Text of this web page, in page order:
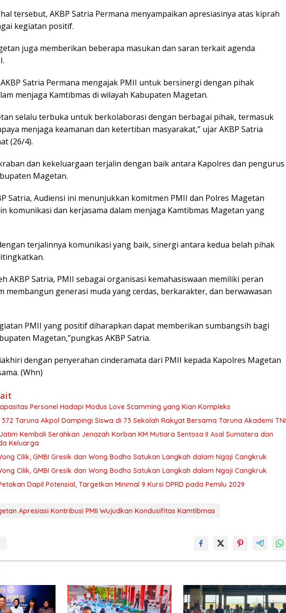
tersebut, AKBP Satria Permana menyampaikan apresiasinya atas kiprah
kegiatan positif.
juga memberikan beberapa masukan dan saran terkait agenda
Satria Permana mengajak PMII untuk bersinergi dengan pihak
menjaga Kamtibmas di wilayah Kabupaten Magetan.
selalu terbuka untuk berkolaborasi dengan berbagai pihak, termasuk
menjaga keamanan dan ketertiban masyarakat,” ujar AKBP Satria
(26/4).
dan kekeluargaan terjalin dengan baik antara Kapolres dan pengurus
Magetan.
Satria, Audiensi ini menunjukkan komitmen PMII dan Polres Magetan
komunikasi dan kerjasama dalam menjaga Kamtibmas Magetan yang
terjalinnya komunikasi yang baik, sinergi antara kedua belah pihak
AKBP Satria, PMII sebagai organisasi kemahasiswaan memiliki peran
membangun generasi muda yang cerdas, berkarakter, dan berwawasan
PMII yang positif diharapkan dapat memberikan sumbangsih bagi
Magetan,”pungkas AKBP Satria.
dengan penyerahan cinderamata dari PMII kepada Kapolres Magetan
(Whn)
Personel Hadapi Modus Love Scamming yang Kian Kompleks
Taruna Akpol Dampingi Siswa di 73 Sekolah Rakyat Bersama Taruna Akademi TNI
Kembali Serahkan Jenazah Korban KM Mutiara Sentosa II Asal Sumatera dan
Keluarga
Cilik, GMBI Gresik dan Wong Bodho Satukan Langkah dalam Ngaji Cangkruk
Cilik, GMBI Gresik dan Wong Bodho Satukan Langkah dalam Ngaji Cangkruk
Dapil Potensial, Targetkan Minimal 9 Kursi DPRD pada Pemilu 2029
Apresiasi Kontribusi PMII Wujudkan Kondusifitas Kamtibmas